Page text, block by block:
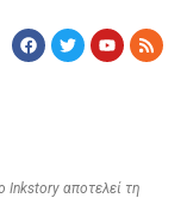
Inkstory αποτελεί τη